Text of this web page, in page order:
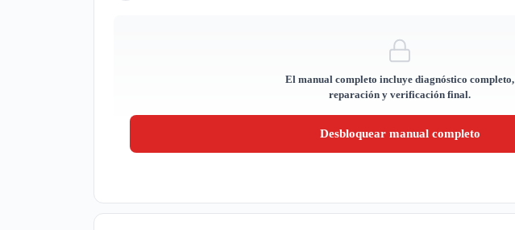
El manual completo incluye diagnóstico completo,
reparación y verificación final.
Desbloquear manual completo